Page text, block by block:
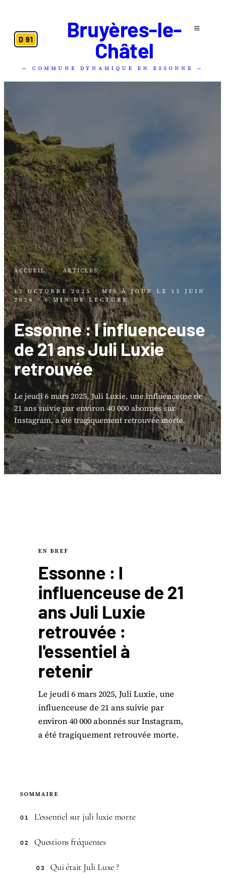
D 91
Bruyères-le-
Châtel
— COMMUNE DYNAMIQUE EN ESSONNE —
ACCUEIL · ARTICLES
17 OCTOBRE 2025 · MIS À JOUR LE 15 JUIN
2026 · 6 MIN DE LECTURE
Essonne : l influenceuse
de 21 ans Juli Luxie
retrouvée
Le jeudi 6 mars 2025, Juli Luxie, une influenceuse de
21 ans suivie par environ 40 000 abonnés sur
Instagram, a été tragiquement retrouvée morte.
EN BREF
Essonne : l
influenceuse de 21
ans Juli Luxie
retrouvée :
l'essentiel à
retenir
Le jeudi 6 mars 2025, Juli Luxie, une
influenceuse de 21 ans suivie par
environ 40 000 abonnés sur Instagram,
a été tragiquement retrouvée morte.
SOMMAIRE
01 L’essentiel sur juli luxie morte
02 Questions fréquentes
03 Qui était Juli Luxe ?